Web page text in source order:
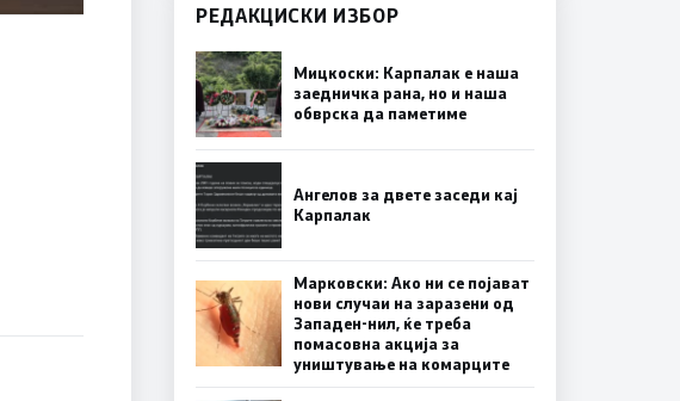
РЕДАКЦИСКИ ИЗБОР
Мицкоски: Карпалак е наша
заедничка рана, но и наша
обврска да паметиме
Ангелов за двете заседи кај
Карпалак
Марковски: Ако ни се појават
нови случаи на заразени од
Западен-нил, ќе треба
помасовна акција за
уништување на комарците